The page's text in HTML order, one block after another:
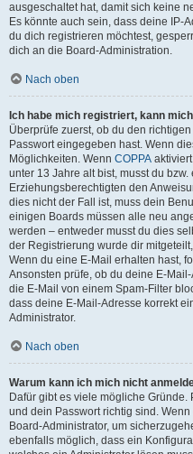
ausgeschaltet hat, damit sich keine
Es könnte auch sein, dass deine IP-
du dich registrieren möchtest,
dich an die Board-Administration.
Nach oben
Ich habe mich registriert, kann
Überprüfe zuerst, ob du den
Passwort eingegeben hast. Wenn
Möglichkeiten. Wenn COPPA
unter 13 Jahre alt bist, musst du
Erziehungsberechtigten den
dies nicht der Fall ist, muss dein
einigen Boards müssen alle neu
werden – entweder musst du dies
der Registrierung wurde dir
Wenn du eine E-Mail erhalten hast,
Ansonsten prüfe, ob du deine E-
die E-Mail von einem Spam-Filter
dass deine E-Mail-Adresse korrekt
Administrator.
Nach oben
Warum kann ich mich nicht
Dafür gibt es viele mögliche
und dein Passwort richtig sind.
Board-Administrator, um
ebenfalls möglich, dass ein